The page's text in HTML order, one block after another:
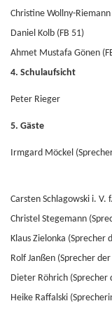
Christine Wollny-Riemann
Daniel Kolb (FB 51)
Ahmet Mustafa Gönen
4. Schulaufsicht
Peter Rieger
5. Gäste
Irmgard Möckel
Carsten Schlagowski i.
Christel Stegemann
Klaus Zielonka (Sprecher
Rolf Janßen (Sprecher
Dieter Röhrich (Sprecher
Heike Raffalski